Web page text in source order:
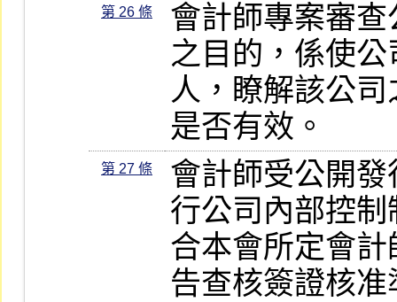
第 26 條
會計師專案審
之目的，係使
人，瞭解該公
是否有效。
第 27 條
會計師受公開
行公司內部控
合本會所定會
告查核簽證核